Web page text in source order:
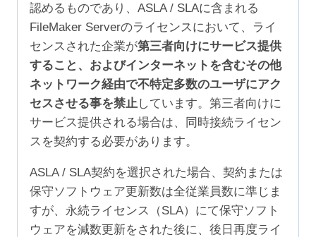
認めるものであり、ASLA / SLAに含まれる
FileMaker Serverのライセンスにおいて、ライ
センスされた企業が第三者向けにサービス提供
すること、およびインターネットを含むその他
ネットワーク経由で不特定多数のユーザにアク
セスさせる事を禁止 しています。第三者向けに
サービス提供される場合は、同時接続ライセン
スを契約する必要があります。
ASLA / SLA契約を選択された場合、契約または
保守ソフトウェア更新数は全従業員数に準じま
すが、永続ライセンス（SLA）にて保守ソフト
ウェアを減数更新をされた後に、後日再度ライ